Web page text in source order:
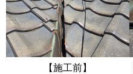
【施工前】